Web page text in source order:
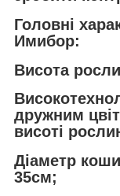
Головні
Имибор:
Висота
дружним
висоті
Діаметр
35см;